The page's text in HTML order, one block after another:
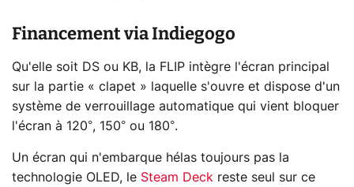
Financement via Indiegogo
Qu'elle soit DS ou KB, la FLIP intègre l'écran principal
sur la partie « clapet » laquelle s'ouvre et dispose d'un
système de verrouillage automatique qui vient bloquer
l'écran à 120°, 150° ou 180°.
Un écran qui n'embarque hélas toujours pas la
technologie OLED, le Steam Deck reste seul sur ce